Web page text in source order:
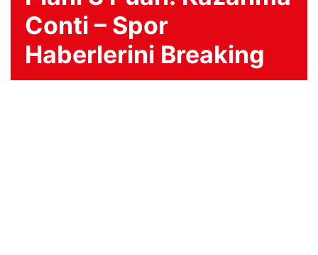
Conti – Spor
Haberlerini Breaking